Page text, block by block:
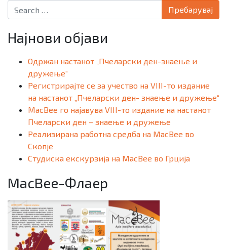
Search for:
Најнови објави
Одржан настанот „Пчеларски ден-знаење и
дружење“
Регистрирајте се за учество на VIII-то издание
на настанот „Пчеларски ден- знаење и дружење“
MacBee го најавува VIII-то издание на настанот
Пчеларски ден – знаење и дружење
Реализирана работна средба на MacBee во
Скопје
Студиска екскурзија на MacBee во Грција
MacBee-Флаер